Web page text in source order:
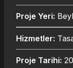
Proje Yeri:
Hizmetler:
Proje Tarihi: